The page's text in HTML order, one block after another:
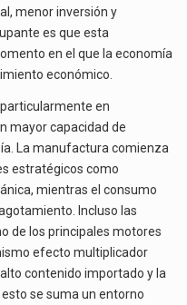
menor inversión y
es que esta
en el que la economía
económico.
en
mayor capacidad de
La manufactura comienza
estratégicos como
mientras el consumo
Incluso las
de los principales motores
efecto multiplicador
contenido importado y la
se suma un entorno